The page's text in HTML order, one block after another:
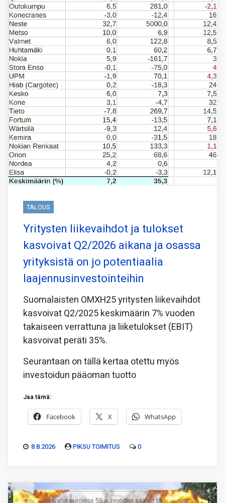
TALOUS
Yritysten liikevaihdot ja tulokset
kasvoivat Q2/2026 aikana ja osassa
yrityksistä on jo potentiaalia
laajennusinvestointeihin
Suomalaisten OMXH25 yritysten liikevaihdot
kasvoivat Q2/2025 keskimäärin 7% vuoden
takaiseen verrattuna ja liiketulokset (EBIT)
kasvoivat peräti 35%.
Seurantaan on tällä kertaa otettu myös
investoidun pääoman tuotto
Jaa tämä:
Facebook X WhatsApp
8.8.2026 PIKSU TOIMITUS 0